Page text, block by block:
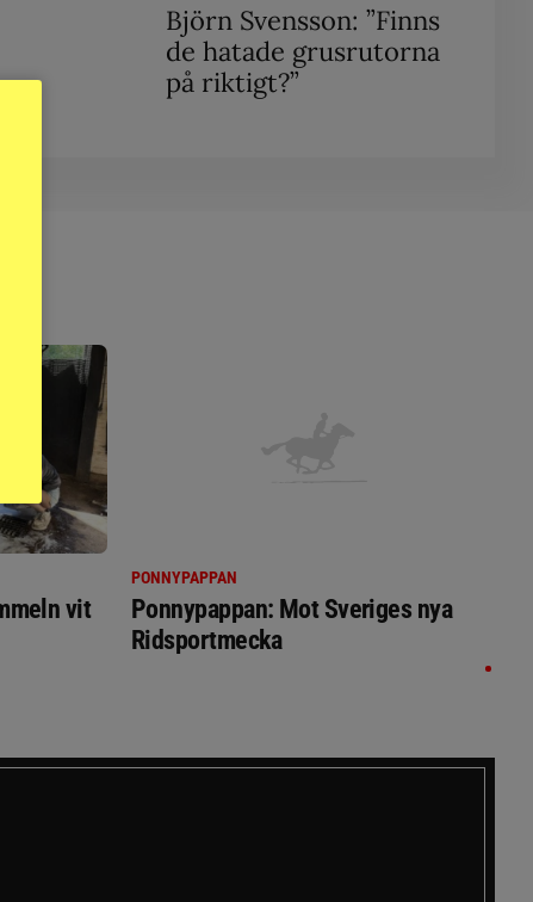
Björn Svensson: ”Finns
de hatade grusrutorna
på riktigt?”
vit
PONNYPAPPAN
Ponnypappan: Mot Sveriges nya
Ridsportmecka